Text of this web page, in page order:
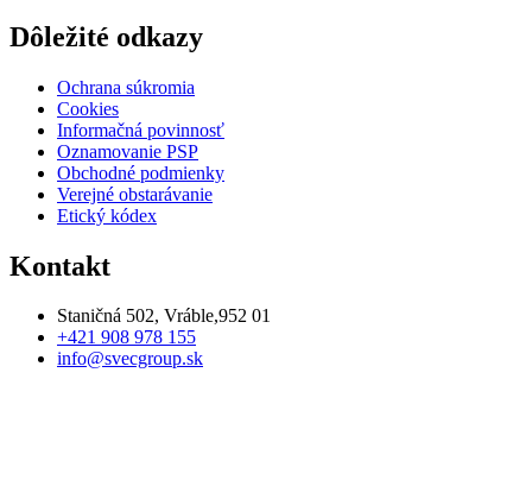
Dôležité odkazy
Ochrana súkromia
Cookies
Informačná povinnosť
Oznamovanie PSP
Obchodné podmienky
Verejné obstarávanie
Etický kódex
Kontakt
Staničná 502, Vráble,952 01
+421 908 978 155
info@svecgroup.sk